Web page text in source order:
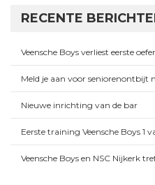
RECENTE
Veensche Boys verliest eerste
Meld je aan voor seniorenontbijt
Nieuwe inrichting van de bar
Eerste training Veensche Boys 1
Veensche Boys en NSC Nijkerk